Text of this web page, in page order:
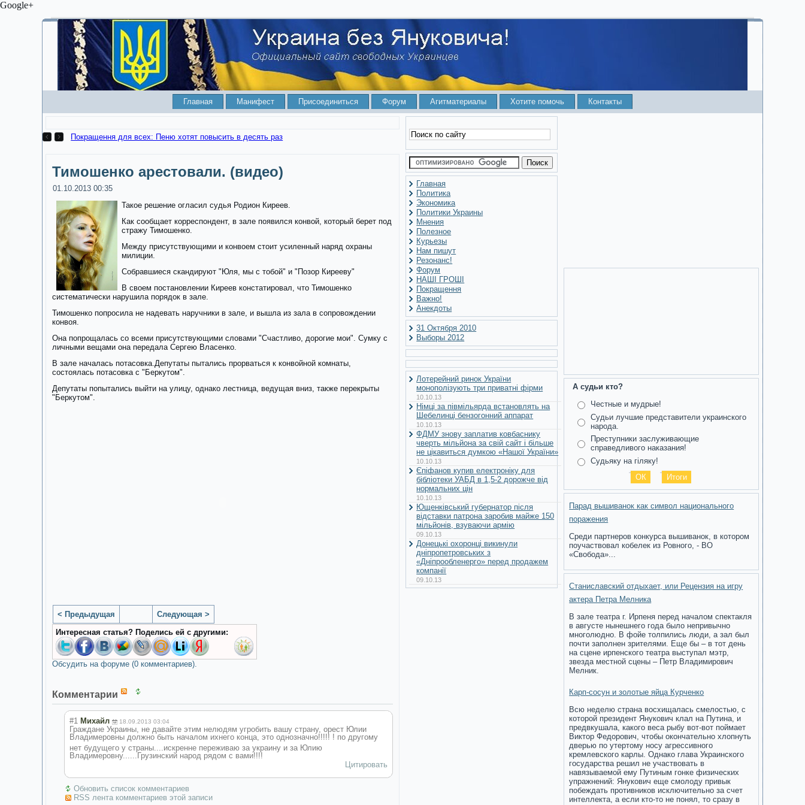
Google+
Главная Манифест Присоединиться Форум Агитматериалы Хотите помочь Контакты
Покращення для всех: Пеню хотят повысить в десять раз
Тимошенко арестовали. (видео)
01.10.2013 00:35
Такое решение огласил судья Родион Киреев.
Как сообщает корреспондент, в зале появился конвой, который берет под
стражу Тимошенко.
Между присутствующими и конвоем стоит усиленный наряд охраны
милиции.
Собравшиеся скандируют "Юля, мы с тобой" и "Позор Кирееву"
В своем постановлении Киреев констатировал, что Тимошенко
систематически нарушила порядок в зале.
Тимошенко попросила не надевать наручники в зале, и вышла из зала в сопровождении
конвоя.
Она попрощалась со всеми присутствующими словами "Счастливо, дорогие мои". Сумку с
личными вещами она передала Сергею Власенко.
В зале началась потасовка.Депутаты пытались прорваться к конвойной комнаты,
состоялась потасовка с "Беркутом".
Депутаты попытались выйти на улицу, однако лестница, ведущая вниз, также перекрыты
"Беркутом".
< Предыдущая
Следующая >
Интересная статья? Поделись ей с другими:
Обсудить на форуме (0 комментариев).
Комментарии
#1 Михайл 18.09.2013 03:04
Граждане Украины, не давайте этим нелюдям угробить вашу страну, орест Юлии
Владимеровны должно быть началом ихнего конца, это однозначно!!!!! ! по другому
нет будущего у страны....искренне переживаю за украину и за Юлию
Владимеровну......Грузинский народ рядом с вами!!!!
Цитировать
Обновить список комментариев
RSS лента комментариев этой записи
Главная
Политика
Экономика
Политики Украины
Мнения
Полезное
Курьезы
Нам пишут
Резонанс!
Форум
НАШІ ГРОШІ
Покращення
Важно!
Анекдоты
31 Октября 2010
Выборы 2012
Лотерейний ринок України
монополізують три приватні фірми
10.10.13
Німці за півмільярда встановлять на
Шебелинці бензогонний аппарат
10.10.13
ФДМУ знову заплатив ковбаснику
чверть мільйона за свій сайт і більше
не цікавиться думкою «Нашої України»
10.10.13
Єпіфанов купив електроніку для
бібліотеки УАБД в 1,5-2 дорожче від
нормальних цін
10.10.13
Ющенківський губернатор після
відставки патрона заробив майже 150
мільйонів, взуваючи армію
09.10.13
Донецькі охоронці викинули
дніпропетровських з
«Дніпрообленерго» перед продажем
компанії
09.10.13
А судьи кто?
Честные и мудрые!
Судьи лучшие представители украинского
народа.
Преступники заслуживающие
справедливого наказания!
Судьяку на гіляку!
Парад вышиванок как символ национального
поражения
Среди партнеров конкурса вышиванок, в котором
поучаствовал кобелек из Ровного, - ВО
«Свобода»...
Станиславский отдыхает, или Рецензия на игру
актера Петра Мелника
В зале театра г. Ирпеня перед началом спектакля
в августе нынешнего года было непривычно
многолюдно. В фойе толпились люди, а зал был
почти заполнен зрителями. Еще бы – в тот день
на сцене ирпенского театра выступал мэтр,
звезда местной сцены – Петр Владимирович
Мелник.
Карп-сосун и золотые яйца Курченко
Всю неделю страна восхищалась смелостью, с
которой президент Янукович клал на Путина, и
предвкушала, какого веса рыбу вот-вот поймает
Виктор Федорович, чтобы окончательно хлопнуть
дверью по утертому носу агрессивного
кремлевского карлы. Однако глава Украинского
государства решил не участвовать в
навязываемой ему Путиным гонке физических
упражнений: Янукович еще смолоду привык
побеждать противников исключительно за счет
интеллекта, а если кто-то не понял, то сразу в